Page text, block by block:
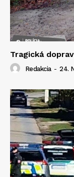
Tragická
Redakcia - 24.